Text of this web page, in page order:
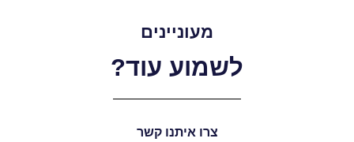
מעוניינים
לשמוע עוד?
צרו איתנו קשר